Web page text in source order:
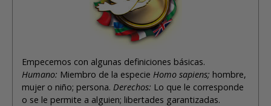
Empecemos con algunas definiciones básicas.
Humano: Miembro de la especie Homo sapiens; hombre,
mujer o niño; persona. Derechos: Lo que le corresponde
o se le permite a alguien; libertades garantizadas.